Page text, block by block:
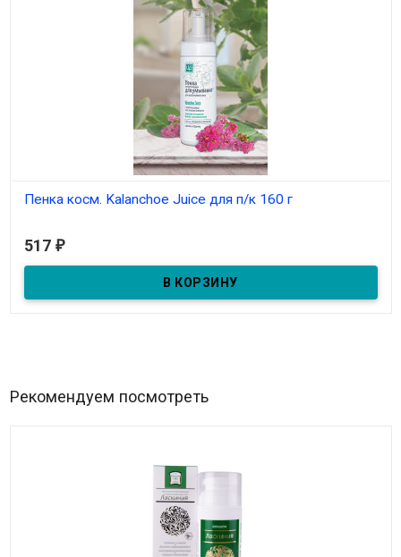
Пенка косм. Kalanchoe Juice для п/к 160 г
Масса 160г.
517 ₽
Рекомендуем посмотреть